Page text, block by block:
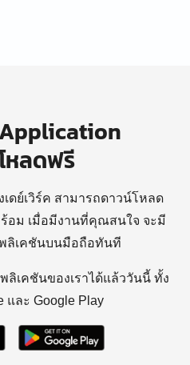
หลดฟรี
ดย์เวิร์ค สามารถดาวน์โหลด
อม เมื่อมีงานที่คุณสนใจ จะมี
ลิเคชันบนมือถือทันที
ลิเคชันของเราได้แล้ววันนี้ ทั้ง
และ Google Play